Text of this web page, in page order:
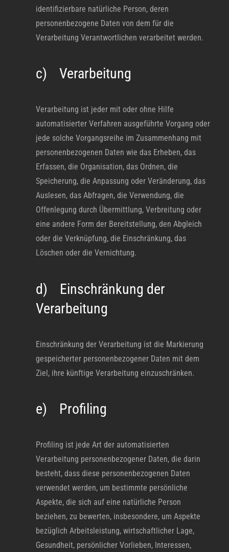
identifizierbare natürliche Person, deren
personenbezogene Daten von dem für die
Verarbeitung Verantwortlichen verarbeitet werden.
c) Verarbeitung
Verarbeitung ist jeder mit oder ohne Hilfe
automatisierter Verfahren ausgeführte Vorgang oder
jede solche Vorgangsreihe im Zusammenhang mit
personenbezogenen Daten wie das Erheben, das
Erfassen, die Organisation, das Ordnen, die
Speicherung, die Anpassung oder Veränderung, das
Auslesen, das Abfragen, die Verwendung, die
Offenlegung durch Übermittlung, Verbreitung oder
eine andere Form der Bereitstellung, den Abgleich
oder die Verknüpfung, die Einschränkung, das
Löschen oder die Vernichtung.
d) Einschränkung der
Verarbeitung
Einschränkung der Verarbeitung ist die Markierung
gespeicherter personenbezogener Daten mit dem
Ziel, ihre künftige Verarbeitung einzuschränken.
e) Profiling
Profiling ist jede Art der automatisierten
Verarbeitung personenbezogener Daten, die darin
besteht, dass diese personenbezogenen Daten
verwendet werden, um bestimmte persönliche
Aspekte, die sich auf eine natürliche Person
beziehen, zu bewerten, insbesondere, um Aspekte
bezüglich Arbeitsleistung, wirtschaftlicher Lage,
Gesundheit, persönlicher Vorlieben, Interessen,